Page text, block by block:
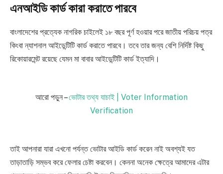
এনআইডি কার্ড কারা করাতে পারবে
বাংলাদেশের প্রত্যেক নাগরিক চাইলেই ১৮ বছর পূর্ণ হওয়ার পরে জাতীয় পরিচয় পত্র
কিংবা ন্যাশনাল আইডেন্টিটি কার্ড করাতে পারবে। তবে তার জন্য বেশি নির্দিষ্ট কিছু
রিকোয়ারমেন্ট রয়েছে যেমন মা বাবার আইডেন্টিটি কার্ড ইত্যাদি।
আরো‌‌ পড়ুন –ভোটার তথ্য যাচাই | Voter Information
Verification
তাই আপনারা যারা এখনো পর্যন্ত ভোটার আইডি কার্ড করেন নাই অবশ্যই যত
তাড়াতাড়ি সম্ভব করে ফেলার চেষ্টা করবেন। কেননা অনেক ক্ষেত্রে আমাদের এটার